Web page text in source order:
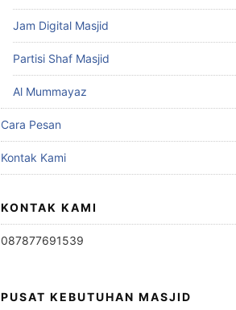
Jam Digital Masjid
Partisi Shaf Masjid
Al Mummayaz
Cara Pesan
Kontak Kami
KONTAK KAMI
087877691539
PUSAT KEBUTUHAN MASJID